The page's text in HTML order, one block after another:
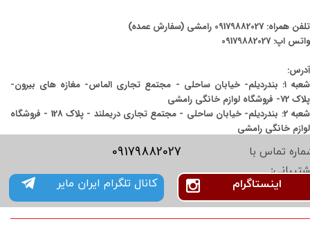
تلفن همراه: 09179882027 رامشی (سفارش عمده)
واتس اپ: 09179882027
آدرس:
شعبه ۱: بندردیلم- خیابان ساحلی - مجتمع تجاری الماس- مغازه های بیرون-
پلاک 72- فروشگاه لوازم خانگی رامشی
شعبه 2: بندردیلم- خیابان ساحلی - مجتمع تجاری دریملند - پلاک 128 - فروشگاه
لوازم خانگی رامشی
تماس با
09179882027
کانال تلگرام ایران مایر اینستاگرام